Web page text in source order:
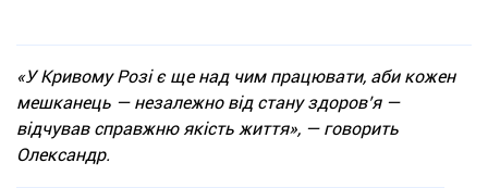
«У Кривому Розі є ще над чим працювати, аби кожен
мешканець — незалежно від стану здоров’я —
відчував справжню якість життя», — говорить
Олександр.